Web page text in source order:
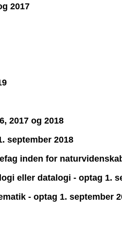
2017
2017 og 2018
september 2018
inden for
eller datalogi - optag 1.
- optag 1. september